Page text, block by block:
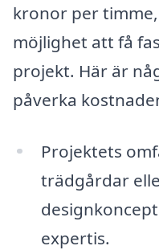
kronor per
möjlighet att få
projekt. Här är
påverka
Projektets
trädgårdar
expertis.